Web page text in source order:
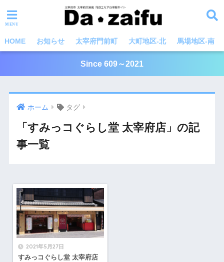
HOME お知らせ 太宰府門前町 大町地区-北 馬場地区-南
Since 609～2021
ホーム タグ
「すみっコぐらし堂 太宰府店」の記
事一覧
2021年5月27日
すみっコぐらし堂 太宰府店